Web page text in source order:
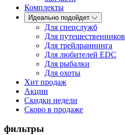
Комплекты
Идеально подойдет
Для спецслужб
Для путешественников
Для трейлраннинга
Для любителей EDC
Для рыбалки
Для охоты
Хит продаж
Акции
Скидки недели
Скоро в продаже
фильтры